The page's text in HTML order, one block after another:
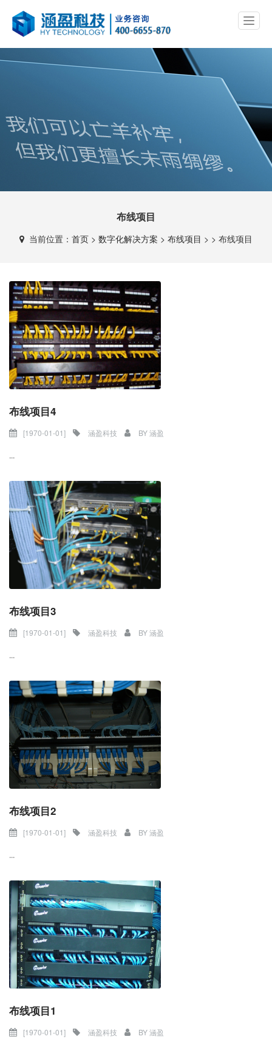
布线项目
当前位置： 首页 > 数字化解决方案 > 布线项目 > > 布线项目
布线项目4
[1970-01-01] 涵盈科技 BY涵盈
...
布线项目3
[1970-01-01] 涵盈科技 BY涵盈
...
布线项目2
[1970-01-01] 涵盈科技 BY涵盈
...
布线项目1
[1970-01-01] 涵盈科技 BY涵盈